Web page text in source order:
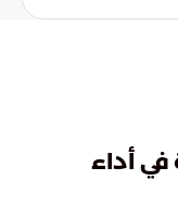
في أداء